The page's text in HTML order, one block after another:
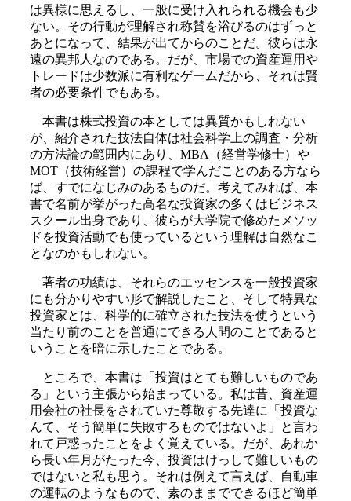
は異様に思えるし、一般に受け入れられる機会も少
ない。その行動が理解され称賛を浴びるのはずっと
あとになって、結果が出てからのことだ。彼らは永
遠の異邦人なのである。だが、市場での資産運用や
トレードは少数派に有利なゲームだから、それは賢
者の必要条件でもある。
本書は株式投資の本としては異質かもしれない
が、紹介された技法自体は社会科学上の調査・分析
の方法論の範囲内にあり、MBA（経営学修士）や
MOT（技術経営）の課程で学んだことのある方なら
ば、すでになじみのあるものだ。考えてみれば、本
書で名前が挙がった高名な投資家の多くはビジネス
スクール出身であり、彼らが大学院で修めたメソッ
ドを投資活動でも使っているという理解は自然なこ
となのかもしれない。
著者の功績は、それらのエッセンスを一般投資家
にも分かりやすい形で解説したこと、そして特異な
投資家とは、科学的に確立された技法を使うという
当たり前のことを普通にできる人間のことであると
いうことを暗に示したことである。
ところで、本書は「投資はとても難しいものであ
る」という主張から始まっている。私は昔、資産運
用会社の社長をされていた尊敬する先達に「投資な
んて、そう簡単に失敗するものではないよ」と言わ
れて戸惑ったことをよく覚えている。だが、あれか
ら長い年月がたった今、投資はけっして難しいもの
ではないと私も思う。それは例えて言えば、自動車
の運転のようなもので、素のままでできるほど簡単